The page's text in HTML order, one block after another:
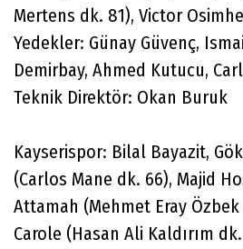
Mertens dk. 81), Victor
Yedekler: Günay Güvenç,
Demirbay, Ahmed Kutucu,
Teknik Direktör: Okan Buruk
Kayserispor: Bilal Bayazit,
(Carlos Mane dk. 66), Majid
Attamah (Mehmet Eray
Carole (Hasan Ali Kaldırım